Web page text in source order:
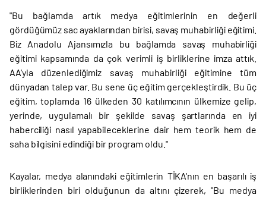
"Bu bağlamda artık medya eğitimlerinin en değerli
gördüğümüz sac ayaklarından birisi, savaş muhabirliği eğitimi.
Biz Anadolu Ajansımızla bu bağlamda savaş muhabirliği
eğitimi kapsamında da çok verimli iş birliklerine imza attık.
AA'yla düzenlediğimiz savaş muhabirliği eğitimine tüm
dünyadan talep var. Bu sene üç eğitim gerçekleştirdik. Bu üç
eğitim, toplamda 16 ülkeden 30 katılımcının ülkemize gelip,
yerinde, uygulamalı bir şekilde savaş şartlarında en iyi
haberciliği nasıl yapabileceklerine dair hem teorik hem de
saha bilgisini edindiği bir program oldu."
Kayalar, medya alanındaki eğitimlerin TİKA'nın en başarılı iş
birliklerinden biri olduğunun da altını çizerek, "Bu medya